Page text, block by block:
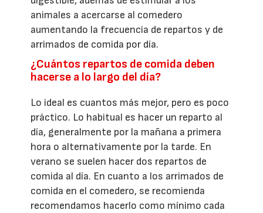
animales a acercarse al comedero
aumentando la frecuencia de repartos y de
arrimados de comida por día.
¿Cuántos repartos de comida deben
hacerse a lo largo del día?
Lo ideal es cuantos más mejor, pero es poco
práctico. Lo habitual es hacer un reparto al
día, generalmente por la mañana a primera
hora o alternativamente por la tarde. En
verano se suelen hacer dos repartos de
comida al día. En cuanto a los arrimados de
comida en el comedero, se recomienda
recomendamos hacerlo como mínimo cada